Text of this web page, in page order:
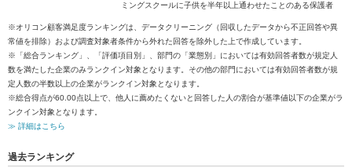
ミングスクールに子供を半年以上通わせたことのある保護者
※オリコン顧客満足度ランキングは、データクリーニング（回収したデータから不正回答や異
常値を排除）および調査対象者条件から外れた回答を除外した上で作成しています。
※「総合ランキング」、「評価項目別」、部門の「業態別」においては有効回答者数が規定人
数を満たした企業のみランクイン対象となります。その他の部門においては有効回答者数が規
定人数の半数以上の企業がランクイン対象となります。
※総合得点が60.00点以上で、他人に薦めたくないと回答した人の割合が基準値以下の企業がラ
ンクイン対象となります。
≫ 詳細はこちら
過去ランキング